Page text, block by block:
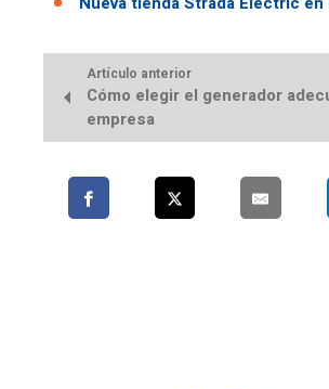
Artículo anterior
Cómo elegir el generador
empresa